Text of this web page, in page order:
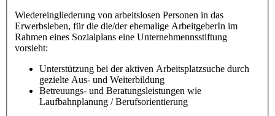
Wiedereingliederung von arbeitslosen Personen in das
Erwerbsleben, für die die/der ehemalige ArbeitgeberIn im
Rahmen eines Sozialplans eine Unternehmennsstiftung
vorsieht:
Unterstützung bei der aktiven Arbeitsplatzsuche durch
gezielte Aus- und Weiterbildung
Betreuungs- und Beratungsleistungen wie
Laufbahnplanung / Berufsorientierung